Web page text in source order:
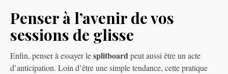
Penser à l’avenir de vos
sessions de glisse
Enfin, penser à essayer lesplitboardpeut aussi être un acte
d’anticipation. Loin d’être une simple tendance, cette pratique